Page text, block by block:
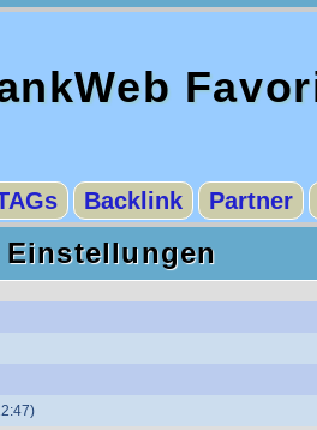
Backlink Partner